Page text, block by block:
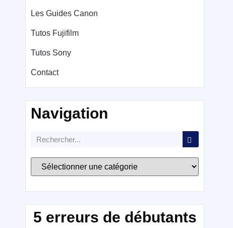
Les Guides Canon
Tutos Fujifilm
Tutos Sony
Contact
Navigation
5 erreurs de débutants